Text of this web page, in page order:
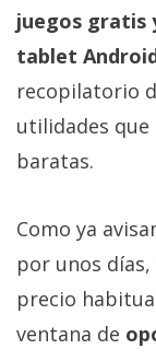
juegos gratis
tablet
recopilatorio
utilidades
baratas.
Como ya
por unos
precio
ventana de